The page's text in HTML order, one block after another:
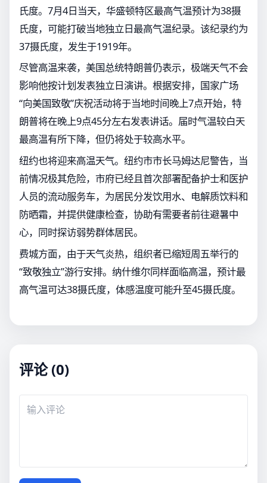
氏度。7月4日当天，华盛顿特区最高气温预计为38摄
氏度，可能打破当地独立日最高气温纪录。该纪录约为
37摄氏度，发生于1919年。
尽管高温来袭，美国总统特朗普仍表示，极端天气不会
影响他按计划发表独立日演讲。根据安排，国家广场
“向美国致敬”庆祝活动将于当地时间晚上7点开始，特
朗普将在晚上9点45分左右发表讲话。届时气温较白天
最高温有所下降，但仍将处于较高水平。
纽约也将迎来高温天气。纽约市市长马姆达尼警告，当
前情况极其危险，市府已经且首次部署配备护士和医护
人员的流动服务车，为居民分发饮用水、电解质饮料和
防晒霜，并提供健康检查，协助有需要者前往避暑中
心，同时探访弱势群体居民。
费城方面，由于天气炎热，组织者已缩短周五举行的
“致敬独立”游行安排。纳什维尔同样面临高温，预计最
高气温可达38摄氏度，体感温度可能升至45摄氏度。
评论 (0)